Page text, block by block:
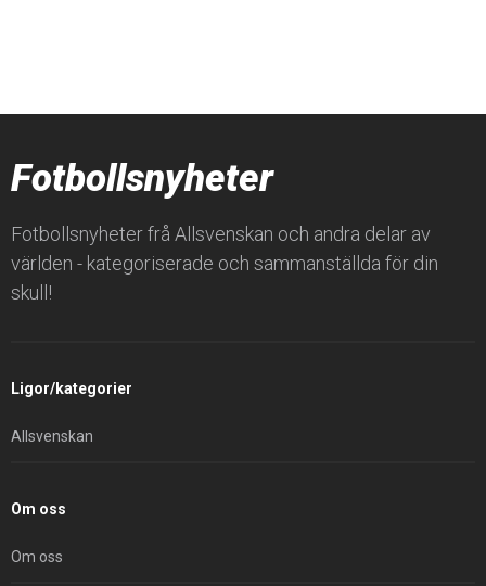
Fotbollsnyheter
Fotbollsnyheter frå Allsvenskan och andra delar av
världen - kategoriserade och sammanställda för din
skull!
Ligor/kategorier
Allsvenskan
Om oss
Om oss